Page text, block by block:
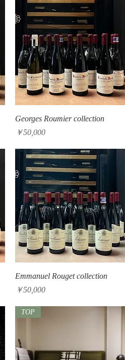
クイックビュー
Georges Roumier collection
価格
￥50,000
クイックビュー
Emmanuel Rouget collection
価格
￥50,000
TOP